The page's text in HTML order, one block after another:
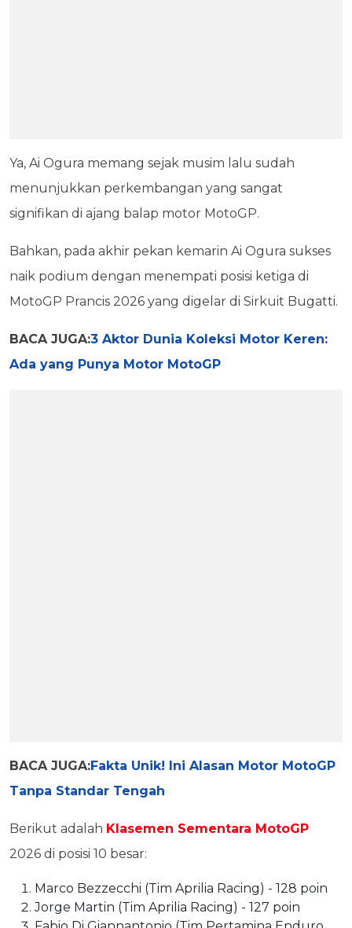
Ya, Ai Ogura memang sejak musim lalu sudah
menunjukkan perkembangan yang sangat
signifikan di ajang balap motor MotoGP.
Bahkan, pada akhir pekan kemarin Ai Ogura sukses
naik podium dengan menempati posisi ketiga di
MotoGP Prancis 2026 yang digelar di Sirkuit Bugatti.
BACA JUGA:3 Aktor Dunia Koleksi Motor Keren:
Ada yang Punya Motor MotoGP
BACA JUGA:Fakta Unik! Ini Alasan Motor MotoGP
Tanpa Standar Tengah
Berikut adalah Klasemen Sementara MotoGP
2026 di posisi 10 besar:
Marco Bezzecchi (Tim Aprilia Racing) - 128 poin
Jorge Martin (Tim Aprilia Racing) - 127 poin